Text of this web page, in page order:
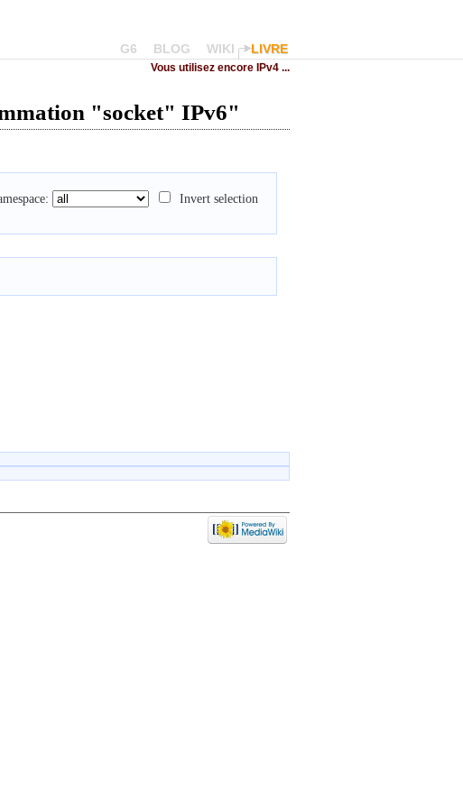
G6 BLOG WIKI LIVRE
Vous utilisez encore IPv4 ...
"socket" IPv6"
Invert selection